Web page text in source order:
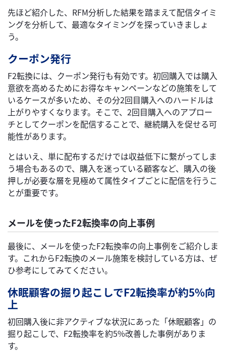
先ほど紹介した、RFM分析した結果を踏まえて配信タイミ
ングを分析して、最適なタイミングを探っていきましょ
う。
クーポン発行
F2転換には、クーポン発行も有効です。初回購入では購入
意欲を高めるためにお得なキャンペーンなどの施策をして
いるケースが多いため、その分2回目購入へのハードルは
上がりやすくなります。そこで、2回目購入へのアプロー
チとしてクーポンを配信することで、継続購入を促せる可
能性があります。
とはいえ、単に配布するだけでは収益低下に繋がってしま
う場合もあるので、購入を迷っている顧客など、購入の後
押しが必要な層を見極めて属性タイプごとに配信を行うこ
とが重要です。
メールを使ったF2転換率の向上事例
最後に、メールを使ったF2転換率の向上事例をご紹介しま
す。これからF2転換のメール施策を検討している方は、ぜ
ひ参考にしてみてください。
休眠顧客の掘り起こしでF2転換率が約5%向
上
初回購入後に非アクティブな状況にあった「休眠顧客」の
掘り起こしで、F2転換率を約5%改善した事例がありま
す。